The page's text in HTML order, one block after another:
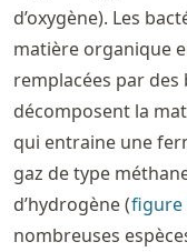
d’oxygène). Les
matière organique
remplacées par
décomposent la
qui entraine une
gaz de type
d’hydrogène (figure
nombreuses